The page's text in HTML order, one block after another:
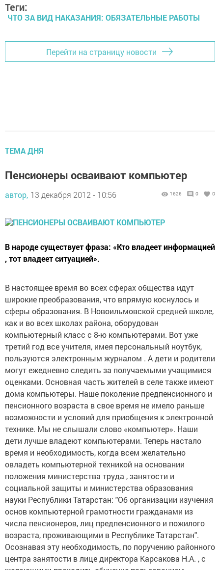
Теги:
ЧТО ЗА ВИД НАКАЗАНИЯ: ОБЯЗАТЕЛЬНЫЕ РАБОТЫ
Перейти на страницу новости
ТЕМА ДНЯ
Пенсионеры осваивают компьютер
автор, 13 декабря 2012 - 10:56 1626 0 0
В народе существует фраза: «Кто владеет информацией
, тот владеет ситуацией».
В настоящее время во всех сферах общества идут
широкие преобразования, что впрямую коснулось и
сферы образования. В Новоильмовской средней школе,
как и во всех школах района, оборудован
компьютерный класс с 8-ю компьютерами. Вот уже
третий год все учителя, имея персональный ноутбук,
пользуются электронным журналом . А дети и родители
могут ежедневно следить за получаемыми учащимися
оценками. Основная часть жителей в селе также имеют
дома компьютеры. Наше поколение предпенсионного и
пенсионного возраста в свое время не имело раньше
возможности и условий для приобщения к электронной
технике. Мы не слышали слово «компьютер». Наши
дети лучше владеют компьютерами. Теперь настало
время и необходимость, когда всем желательно
овладеть компьютерной техникой на основании
положения министерства труда , занятости и
социальной защиты и министерства образования
науки Республики Татарстан: "Об организации изучения
основ компьютерной грамотности гражданами из
числа пенсионеров, лиц предпенсионного и пожилого
возраста, проживающими в Республике Татарстан".
Осознавая эту необходимость, по поручению районного
центра занятости в лице директора Карсакова Н.А. , с